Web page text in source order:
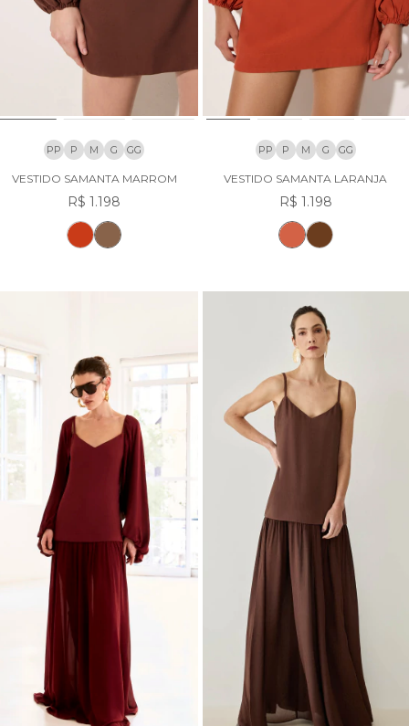
PP P M G GG
VESTIDO SAMANTA MARROM
R$ 1.198
PP P M G GG
VESTIDO SAMANTA LARANJA
R$ 1.198